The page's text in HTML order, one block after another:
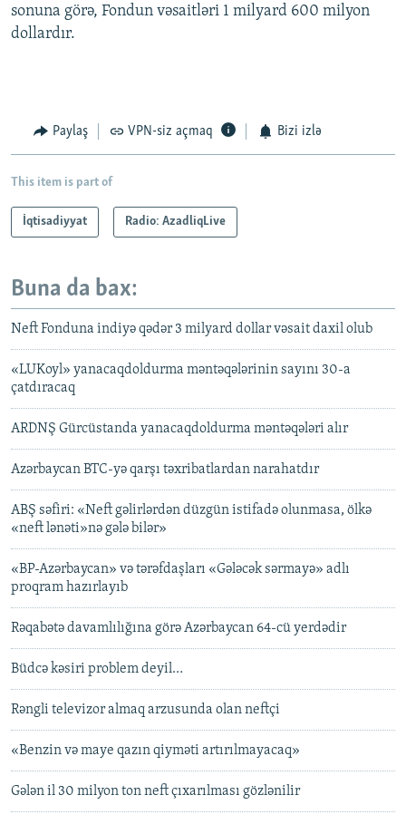
sonuna görə, Fondun vəsaitləri 1 milyard 600 milyon
dollardır.
Paylaş VPN-siz açmaq Bizi izlə
This item is part of
İqtisadiyyat Radio: AzadliqLive
Buna da bax:
Neft Fonduna indiyə qədər 3 milyard dollar vəsait daxil olub
«LUKoyl» yanacaqdoldurma məntəqələrinin sayını 30-a
çatdıracaq
ARDNŞ Gürcüstanda yanacaqdoldurma məntəqələri alır
Azərbaycan BTC-yə qarşı təxribatlardan narahatdır
ABŞ səfiri: «Neft gəlirlərdən düzgün istifadə olunmasa, ölkə
«neft lənəti»nə gələ bilər»
«BP-Azərbaycan» və tərəfdaşları «Gələcək sərmayə» adlı
proqram hazırlayıb
Rəqabətə davamlılığına görə Azərbaycan 64-cü yerdədir
Büdcə kəsiri problem deyil…
Rəngli televizor almaq arzusunda olan neftçi
«Benzin və maye qazın qiyməti artırılmayacaq»
Gələn il 30 milyon ton neft çıxarılması gözlənilir